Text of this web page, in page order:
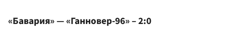
«Бавария» — «Ганновер-96» – 2:0